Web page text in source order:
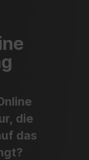
die
das